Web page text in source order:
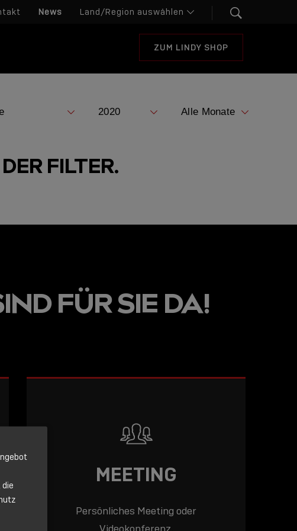
News
ZUM LINDY SHOP
DIE
FILTER.
FÜR SIE DA!
MEETING
Persönliches Meeting oder